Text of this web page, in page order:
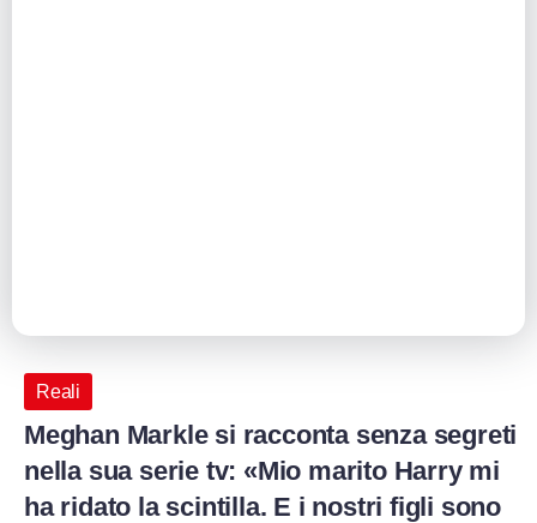
Reali
Meghan Markle si racconta senza segreti
nella sua serie tv: «Mio marito Harry mi
ha ridato la scintilla. E i nostri figli sono